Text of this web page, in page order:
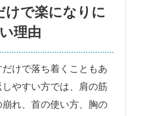
けで楽になりに
理由
けで落ち着くこともあ
やすい方では、肩の筋
れ、首の使い方、胸の